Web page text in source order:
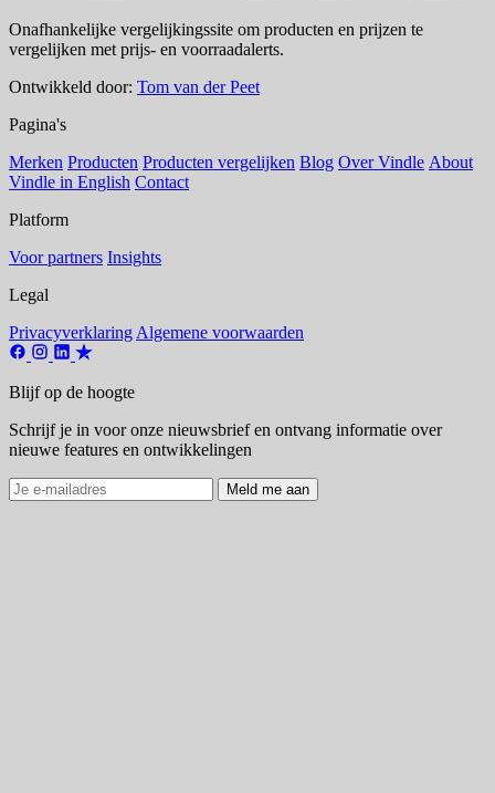
Onafhankelijke vergelijkingssite om producten en prijzen te
vergelijken met prijs- en voorraadalerts.
Ontwikkeld door: Tom van der Peet
Pagina's
Merken Producten Producten vergelijken Blog Over Vindle About
Vindle in English Contact
Platform
Voor partners Insights
Legal
Privacyverklaring Algemene voorwaarden
Blijf op de hoogte
Schrijf je in voor onze nieuwsbrief en ontvang informatie over
nieuwe features en ontwikkelingen
Meld me aan